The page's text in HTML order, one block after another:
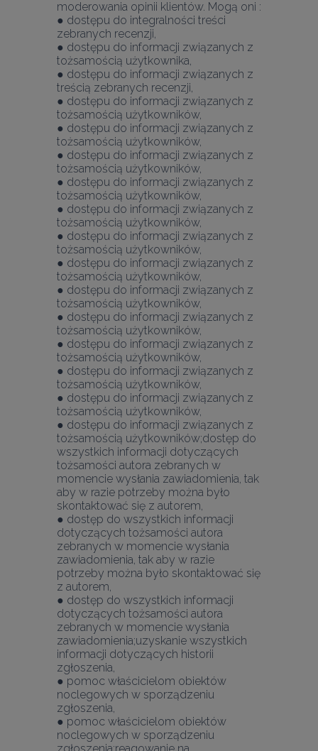
moderowania opinii klientów. Mogą oni :
● dostępu do integralności treści
zebranych recenzji,
● dostępu do informacji związanych z
tożsamością użytkownika,
● dostępu do informacji związanych z
treścią zebranych recenzji,
● dostępu do informacji związanych z
tożsamością użytkowników,
● dostępu do informacji związanych z
tożsamością użytkowników,
● dostępu do informacji związanych z
tożsamością użytkowników,
● dostępu do informacji związanych z
tożsamością użytkowników,
● dostępu do informacji związanych z
tożsamością użytkowników,
● dostępu do informacji związanych z
tożsamością użytkowników,
● dostępu do informacji związanych z
tożsamością użytkowników,
● dostępu do informacji związanych z
tożsamością użytkowników,
● dostępu do informacji związanych z
tożsamością użytkowników,
● dostępu do informacji związanych z
tożsamością użytkowników,
● dostępu do informacji związanych z
tożsamością użytkowników,
● dostępu do informacji związanych z
tożsamością użytkowników,
● dostępu do informacji związanych z
tożsamością użytkowników;dostęp do
wszystkich informacji dotyczących
tożsamości autora zebranych w
momencie wysłania zawiadomienia, tak
aby w razie potrzeby można było
skontaktować się z autorem,
● dostęp do wszystkich informacji
dotyczących tożsamości autora
zebranych w momencie wysłania
zawiadomienia, tak aby w razie
potrzeby można było skontaktować się
z autorem,
● dostęp do wszystkich informacji
dotyczących tożsamości autora
zebranych w momencie wysłania
zawiadomienia;uzyskanie wszystkich
informacji dotyczących historii
zgłoszenia,
● pomoc właścicielom obiektów
noclegowych w sporządzeniu
zgłoszenia,
● pomoc właścicielom obiektów
noclegowych w sporządzeniu